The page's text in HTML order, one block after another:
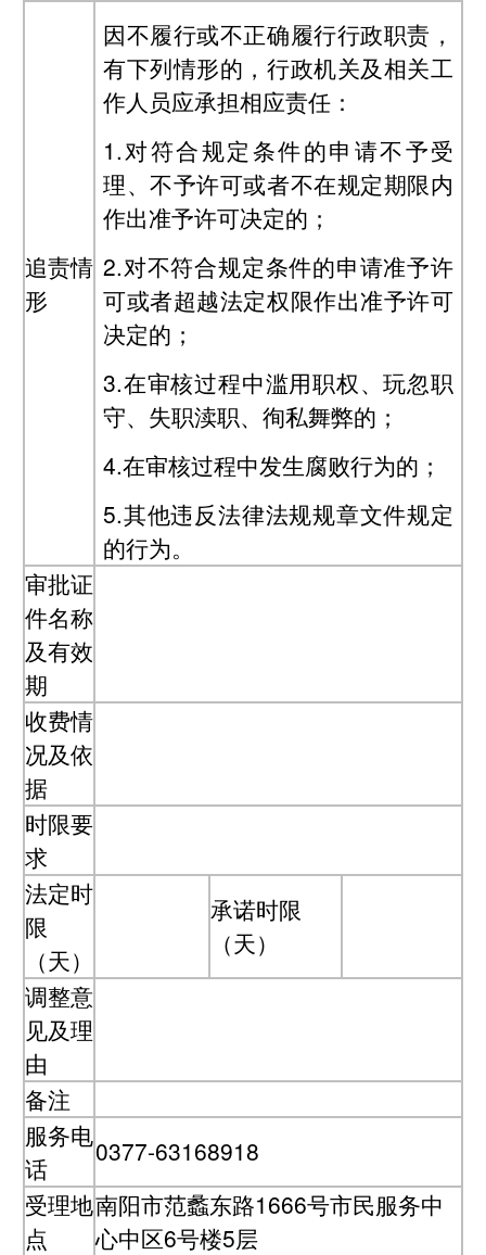
追责情
形
因不履行或不正确履行行政职责，
有下列情形的，行政机关及相关工
作人员应承担相应责任：
1.对符合规定条件的申请不予受
理、不予许可或者不在规定期限内
作出准予许可决定的；
2.对不符合规定条件的申请准予许
可或者超越法定权限作出准予许可
决定的；
3.在审核过程中滥用职权、玩忽职
守、失职渎职、徇私舞弊的；
4.在审核过程中发生腐败行为的；
5.其他违反法律法规规章文件规定
的行为。
审批证
件名称
及有效
期
收费情
况及依
据
时限要
求
法定时
限
（天）
承诺时限
（天）
调整意
见及理
由
备注
服务电
话
0377-63168918
受理地
点
南阳市范蠡东路1666号市民服务中
心中区6号楼5层